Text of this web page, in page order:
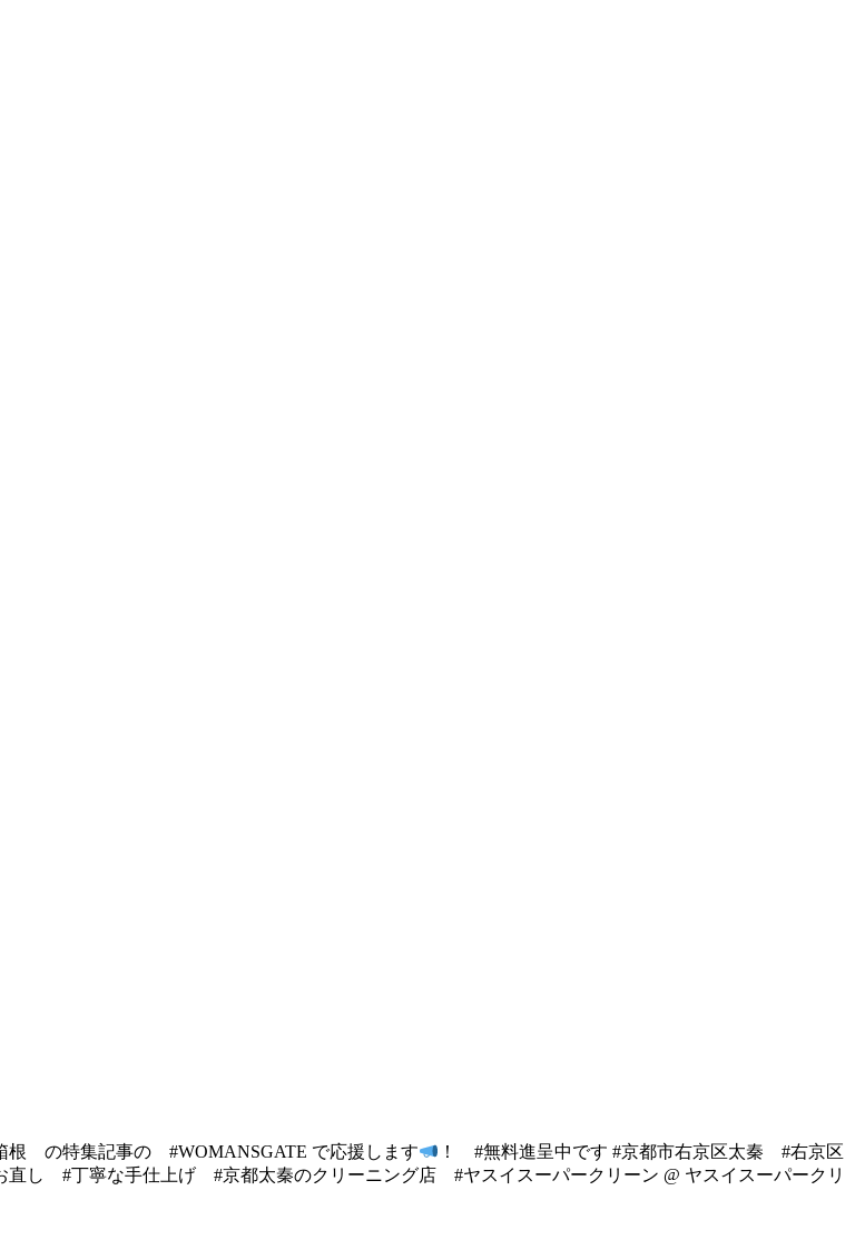
根 の特集記事の #WOMANSGATE で応援します
！ #無料進呈中です #京都市右京区太秦 #右京区
し #丁寧な手仕上げ #京都太秦のクリーニング店 #ヤスイスーパークリーン @ ヤスイスーパークリ